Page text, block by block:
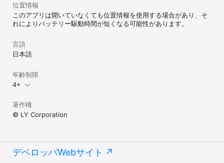
示。
・人工衛星から撮影された更新頻度の高い「航空写真」。
・JR・私鉄・地下鉄の路線カラーで色分けされた「路線図」。
・リアルタイムの道路の混雑度がわかる「交通状況」地図。
・一方通行も表示した詳細図。
・日本語の世界地図。
・衛星利用測位システム（GPS）による、現在地表示。
ポイントで表示するものではありません。
※3：情報提供元：日本不審者情報センター（2018年2月19日以降に
≪ご利用にあたっての注意事項≫
■現在地情報について
Mapbox社および当社は、本アプリにおいてお客様の位置情報を取
位置情報
このアプリは開いていなくても位置情報を使用する場合があり、そ
れによりバッテリー駆動時間が短くなる可能性があります。
言語
日本語
年齢制限
4+
著作権
© LY Corporation
デベロッパWebサイト